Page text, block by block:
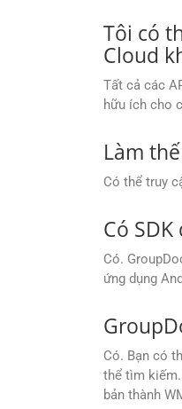
Tôi có
Cloud
Tất cả các
hữu ích cho
Làm
Có thể truy
Có
Có.
ứng dụng
Có. Bạn có
thể tìm
bản thành